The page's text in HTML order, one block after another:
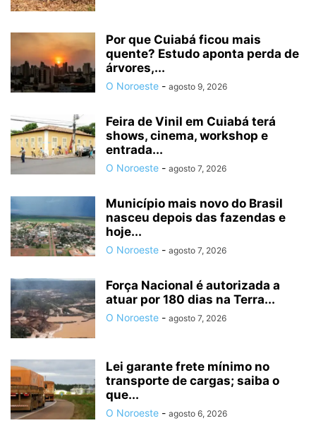
Por que Cuiabá ficou mais
quente? Estudo aponta perda de
árvores,...
O Noroeste - agosto 9, 2026
Feira de Vinil em Cuiabá terá
shows, cinema, workshop e
entrada...
O Noroeste - agosto 7, 2026
Município mais novo do Brasil
nasceu depois das fazendas e
hoje...
O Noroeste - agosto 7, 2026
Força Nacional é autorizada a
atuar por 180 dias na Terra...
O Noroeste - agosto 7, 2026
Lei garante frete mínimo no
transporte de cargas; saiba o
que...
O Noroeste - agosto 6, 2026